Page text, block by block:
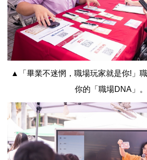
▲「畢業不迷惘，職場玩家就是你!」
你的「職場DNA」。